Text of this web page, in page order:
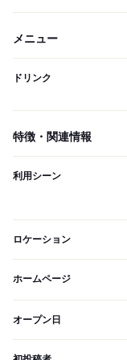
メニュー
ドリンク
特徴・関連情報
利用シーン
ロケーション
ホームページ
オープン日